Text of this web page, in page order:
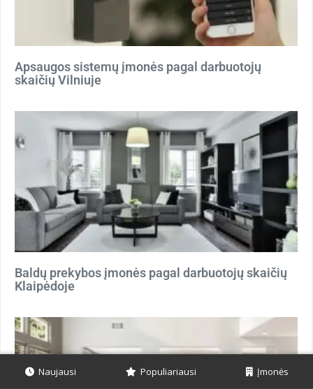
Apsaugos sistemų įmonės pagal darbuotojų
skaičių Vilniuje
Baldų prekybos įmonės pagal darbuotojų skaičių
Klaipėdoje
Naujausi Populiariausi Įmonės